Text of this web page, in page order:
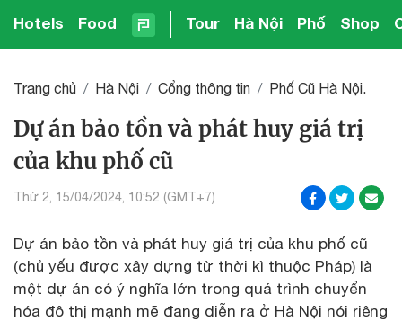
Hotels Food Tour Hà Nội Phố Shop
Trang chủ Hà Nội Cổng thông tin Phố Cũ Hà Nội.
Dự án bảo tồn và phát huy giá trị
của khu phố cũ
Thứ 2, 15/04/2024, 10:52 (GMT+7)
Dự án bảo tồn và phát huy giá trị của khu phố cũ
(chủ yếu được xây dựng từ thời kì thuộc Pháp) là
một dự án có ý nghĩa lớn trong quá trình chuyển
hóa đô thị mạnh mẽ đang diễn ra ở Hà Nội nói riêng